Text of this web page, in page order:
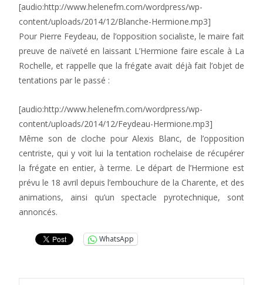
[audio:http://www.helenefm.com/wordpress/wp-
content/uploads/2014/12/Blanche-Hermione.mp3]
Pour Pierre Feydeau, de l’opposition socialiste, le maire fait
preuve de naïveté en laissant L’Hermione faire escale à La
Rochelle, et rappelle que la frégate avait déjà fait l’objet de
tentations par le passé :
[audio:http://www.helenefm.com/wordpress/wp-
content/uploads/2014/12/Feydeau-Hermione.mp3]
Même son de cloche pour Alexis Blanc, de l’opposition
centriste, qui y voit lui la tentation rochelaise de récupérer
la frégate en entier, à terme. Le départ de l’Hermione est
prévu le 18 avril depuis l’embouchure de la Charente, et des
animations, ainsi qu’un spectacle pyrotechnique, sont
annoncés.
WhatsApp